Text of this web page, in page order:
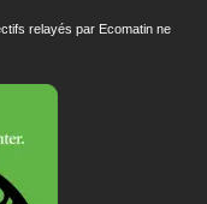
relayés par Ecomatin ne